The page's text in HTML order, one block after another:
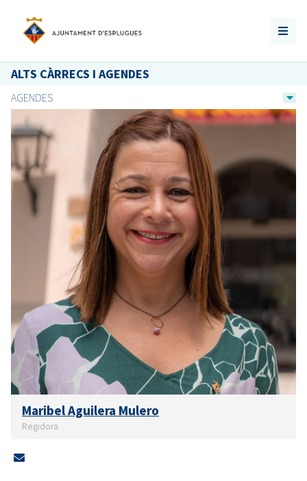
ALTS CÀRRECS I AGENDES
AGENDES
Maribel Aguilera Mulero
Regidora